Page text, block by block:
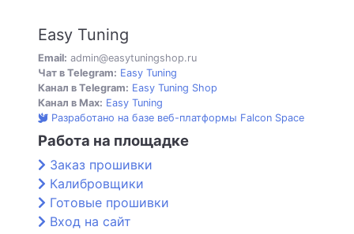
Easy Tuning
Email: admin@easytuningshop.ru
Чат в Telegram: Easy Tuning
Канал в Telegram: Easy Tuning Shop
Канал в Max: Easy Tuning
Разработано на базе веб-платформы Falcon Space
Работа на площадке
Заказ прошивки
Калибровщики
Готовые прошивки
Вход на сайт